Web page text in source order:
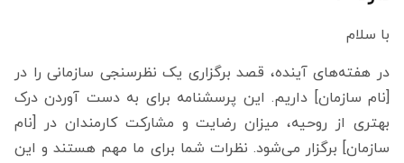
با سلام
در هفته‌های آینده، قصد برگزاری یک نظرسنجی سازمانی را در
[نام سازمان] داریم. این پرسشنامه برای به دست آوردن درک
بهتری از روحیه، میزان رضایت و مشارکت کارمندان در [نام
سازمان] برگزار می‌شود. نظرات شما برای ما مهم هستند و این